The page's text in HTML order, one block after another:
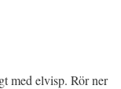
med elvisp. Rör ner